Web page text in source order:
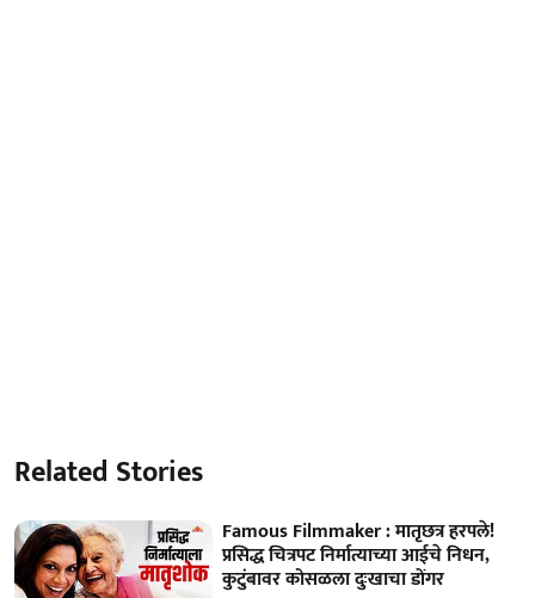
Related Stories
Famous Filmmaker : मातृछत्र हरपले!
प्रसिद्ध चित्रपट निर्मात्याच्या आईचे निधन,
कुटुंबावर कोसळला दुःखाचा डोंगर